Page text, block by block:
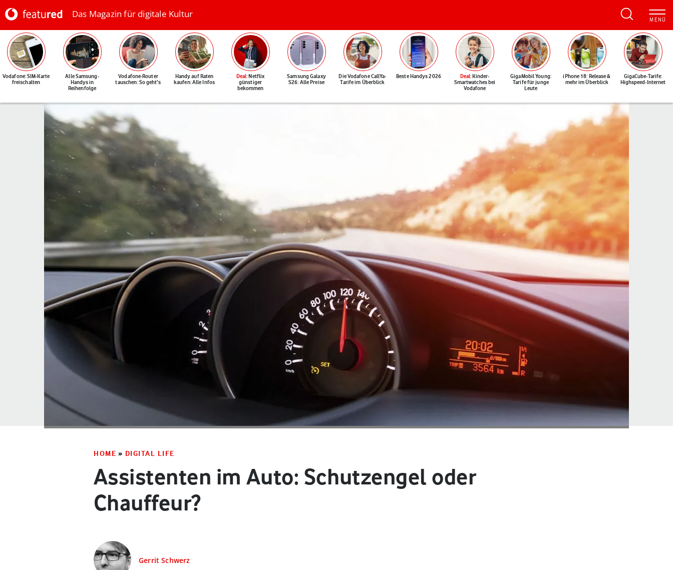
Das Magazin für digitale Kultur
Vodafone: SIM-Karte
freischalten
Alle Samsung-
Handys in
Reihenfolge
Vodafone-Router
tauschen: So geht's
Handy auf Raten
kaufen: Alle Infos
Deal: Netflix
günstiger
bekommen
Samsung Galaxy
S26: Alle Preise
Die Vodafone CallYa-
Tarife im Überblick
Beste Handys 2026 Deal: Kinder-
Smartwatches bei
Vodafone
GigaMobil Young:
Tarife für junge
Leute
iPhone 18: Release &
mehr im Überblick
GigaCube-Tarife:
Highspeed-Internet
HOME » DIGITAL LIFE
Assistenten im Auto: Schutzengel oder
Chauffeur?
Gerrit Schwerz